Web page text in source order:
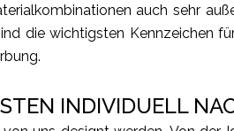
auch sehr
die wichtigsten Kennzeichen
INDIVIDUELL